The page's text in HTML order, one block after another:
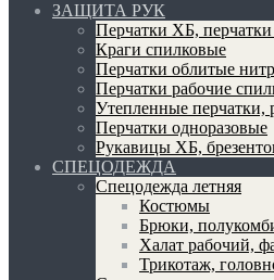
ЗАЩИТА РУК
Перчатки ХБ,
Краги спилковые
Перчатки облитые
Перчатки рабочие
Утепленные перчатки,
Перчатки одноразовые
Рукавицы ХБ,
СПЕЦОДЕЖДА
Спецодежда летняя
Костюмы
Брюки,
Халат рабочий,
Трикотаж,